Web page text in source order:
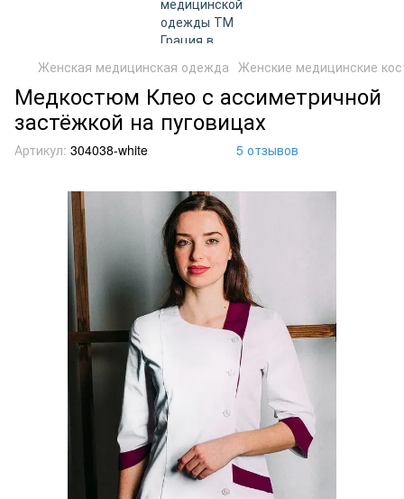
Женская медицинская одежда Женские медицинские
Медкостюм Клео с ассиметричной
застёжкой на пуговицах
Артикул: 304038-white 5 отзывов